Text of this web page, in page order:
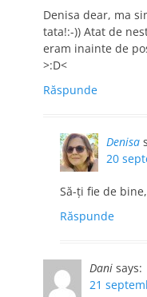
Denisa dear, ma
tata!:-)) Atat de
eram inainte de
>:D<
Răspunde
Denisa
20
Să-ţi fie de
Răspunde
Dani says:
21